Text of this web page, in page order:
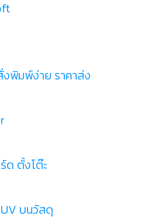
งพิมพ์ง่าย ราคาส่ง
ด ตั้งโต๊ะ
บนวัสดุ